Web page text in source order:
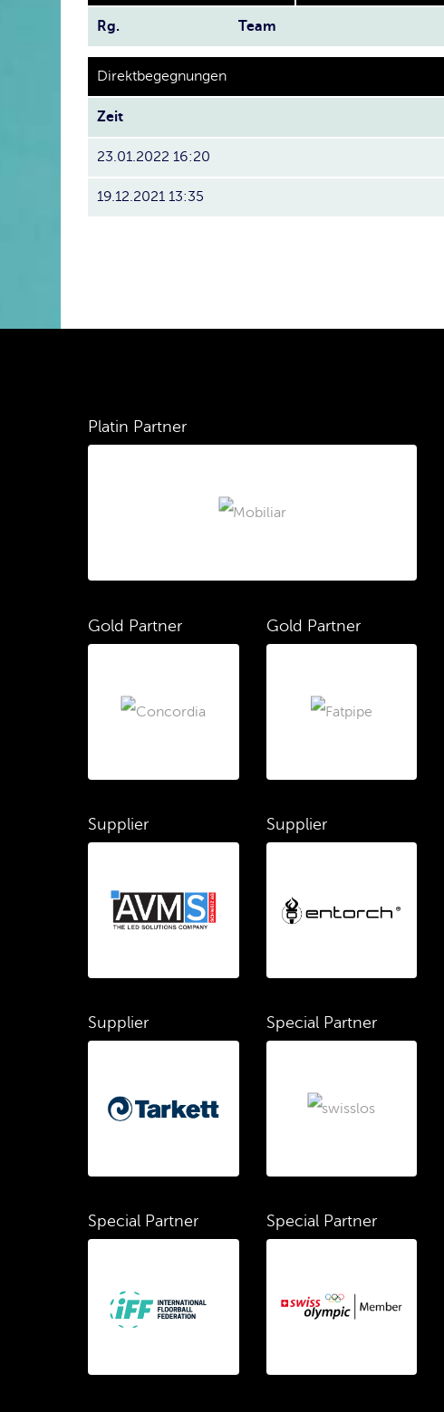
Rg. Team
Direktbegegnungen
Zeit
23.01.2022 16:20
19.12.2021 13:35
Platin Partner
Gold Partner Gold Partner
Supplier Supplier
Supplier Special Partner
Special Partner Special Partner